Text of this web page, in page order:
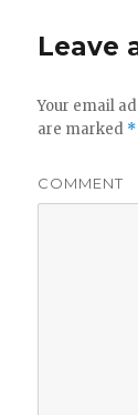
Leave
Your email
are marked *
COMMENT